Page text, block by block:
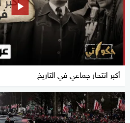
أكبر انتحار جماعي في التاريخ